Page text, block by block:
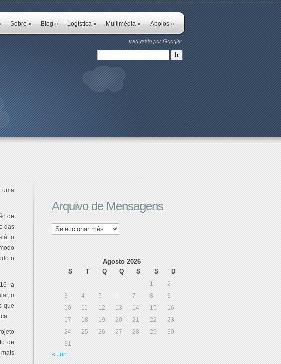
Sobre » Blog » Logística » Multimédia » Apoios »
traduzido por Google:
uma
de
das
o
o
a
o
que
de
Arquivo de Mensagens
Arquivo
de
Agosto 2026
S T Q Q S S
D
1
2
3
4 5 7 8
9
10
11 12 13 14 15
16
17
18 19 20 21 22
23
24
25 26 27 28 29
30
31
« Jun